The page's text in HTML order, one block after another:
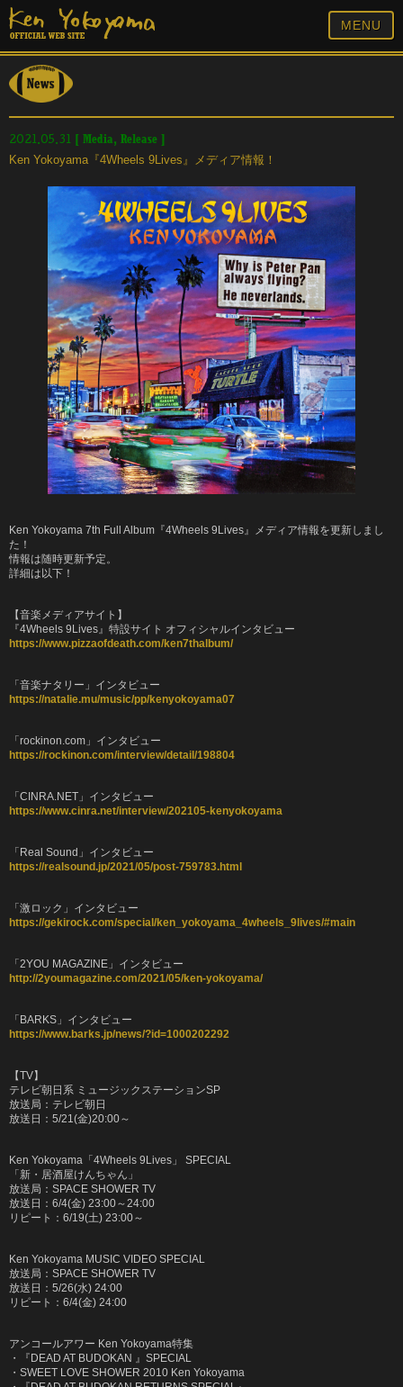
MENU
2021.05.31 [ Media, Release ]
Ken Yokoyama『4Wheels 9Lives』メディア情報！
Ken Yokoyama 7th Full Album 『4Wheels 9Lives』メディア情報を更新しまし
た！
情報は随時更新予定。
詳細は以下！
【音楽メディアサイト】
『4Wheels 9Lives』特設サイト オフィシャルインタビュー
https://www.pizzaofdeath.com/ken7thalbum/
「音楽ナタリー」インタビュー
https://natalie.mu/music/pp/kenyokoyama07
「rockinon.com」インタビュー
https://rockinon.com/interview/detail/198804
「CINRA.NET」インタビュー
https://www.cinra.net/interview/202105-kenyokoyama
「Real Sound」インタビュー
https://realsound.jp/2021/05/post-759783.html
「激ロック」インタビュー
https://gekirock.com/special/ken_yokoyama_4wheels_9lives/#main
「2YOU MAGAZINE」インタビュー
http://2youmagazine.com/2021/05/ken-yokoyama/
「BARKS」インタビュー
https://www.barks.jp/news/?id=1000202292
【TV】
テレビ朝日系 ミュージックステーションSP
放送局：テレビ朝日
放送日： 5/21(金)20:00～
Ken Yokoyama 「 4Wheels 9Lives 」
SPECIAL
「新・居酒屋けんちゃん」
放送局： SPACE SHOWER TV
放送日： 6/4(金) 23:00～24:00
リピート： 6/19(土) 23:00～
Ken Yokoyama MUSIC VIDEO SPECIAL
放送局： SPACE SHOWER TV
放送日： 5/26(水) 24:00
リピート： 6/4(金) 24:00
アンコールアワー Ken Yokoyama特集
・『 DEAD AT BUDOKAN 』 SPECIAL
・SWEET LOVE SHOWER 2010 Ken Yokoyama